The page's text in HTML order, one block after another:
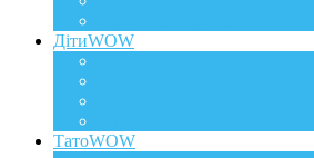
ДітиWOW
ТатоWOW